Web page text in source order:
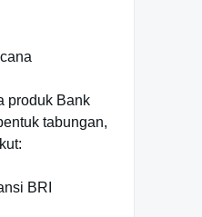
produk Bank
tabungan,
BRI